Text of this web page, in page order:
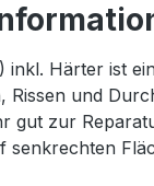
inkl. Härter ist
Rissen und
gut zur
senkrechten